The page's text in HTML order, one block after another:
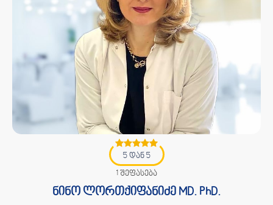
5 დან 5
1 შეფასება
ნინო ლორთქიფანიძე MD. PhD.